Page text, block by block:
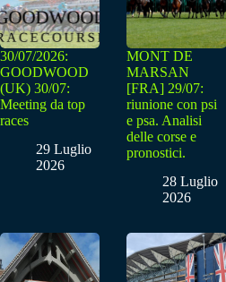
30/07/2026:
GOODWOOD
(UK) 30/07:
Meeting da top
races
29 Luglio
2026
MONT DE
MARSAN
[FRA] 29/07:
riunione con psi
e psa. Analisi
delle corse e
pronostici.
28 Luglio
2026